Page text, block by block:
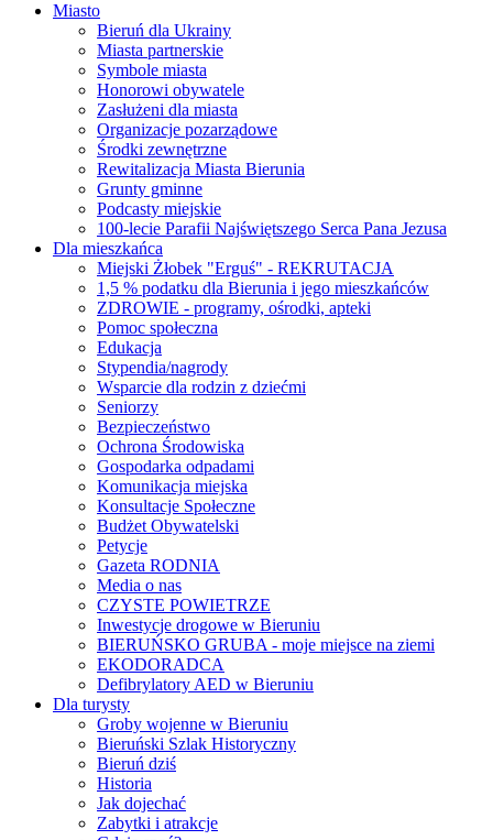
Miasto
Bieruń dla Ukrainy
Miasta partnerskie
Symbole miasta
Honorowi obywatele
Zasłużeni dla miasta
Organizacje pozarządowe
Środki zewnętrzne
Rewitalizacja Miasta Bierunia
Grunty gminne
Podcasty miejskie
100-lecie Parafii Najświętszego Serca Pana Jezusa
Dla mieszkańca
Miejski Żłobek "Erguś" - REKRUTACJA
1,5 % podatku dla Bierunia i jego mieszkańców
ZDROWIE - programy, ośrodki, apteki
Pomoc społeczna
Edukacja
Stypendia/nagrody
Wsparcie dla rodzin z dziećmi
Seniorzy
Bezpieczeństwo
Ochrona Środowiska
Gospodarka odpadami
Komunikacja miejska
Konsultacje Społeczne
Budżet Obywatelski
Petycje
Gazeta RODNIA
Media o nas
CZYSTE POWIETRZE
Inwestycje drogowe w Bieruniu
BIERUŃSKO GRUBA - moje miejsce na ziemi
EKODORADCA
Defibrylatory AED w Bieruniu
Dla turysty
Groby wojenne w Bieruniu
Bieruński Szlak Historyczny
Bieruń dziś
Historia
Jak dojechać
Zabytki i atrakcje